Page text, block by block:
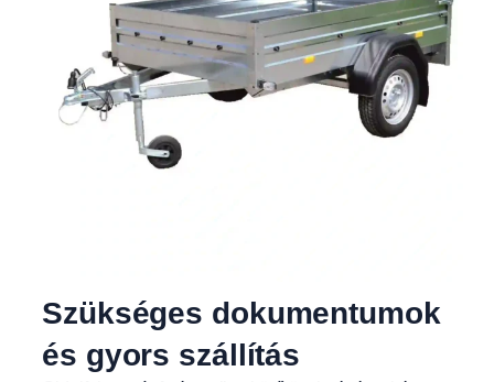
Szükséges dokumentumok
és gyors szállítás